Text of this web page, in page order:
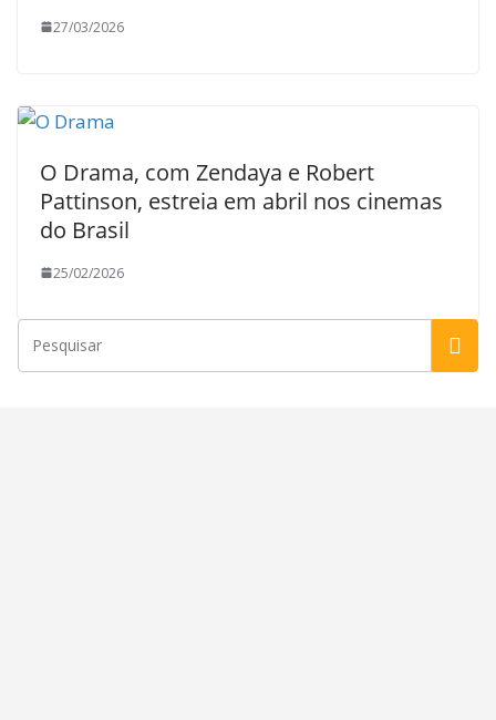
27/03/2026
O Drama, com Zendaya e Robert
Pattinson, estreia em abril nos cinemas
do Brasil
25/02/2026